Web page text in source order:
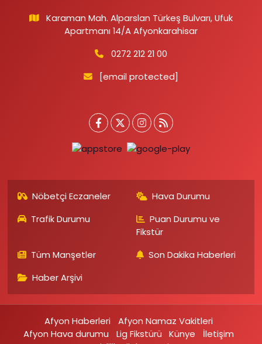
Karaman Mah. Alparslan Türkeş Bulvarı, Ufuk
Apartmanı 14/A Afyonkarahisar
0272 212 21 00
[email protected]
Nöbetçi Eczaneler
Hava Durumu
Trafik Durumu
Puan Durumu ve
Fikstür
Tüm Manşetler
Son Dakika Haberleri
Haber Arşivi
Afyon Haberleri
Afyon Namaz Vakitleri
Afyon Hava durumu
Lig Fikstürü Künye
İletişim